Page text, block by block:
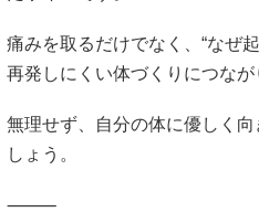
痛みを取るだけでなく、“なぜ
再発しにくい体づくりにつなが
無理せず、自分の体に優しく
しょう。
⸻